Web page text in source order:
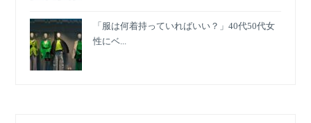
「服は何着持っていればいい？」40代50代女
性にベ...